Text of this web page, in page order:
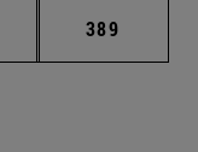
Páginas intermedias
Página
389